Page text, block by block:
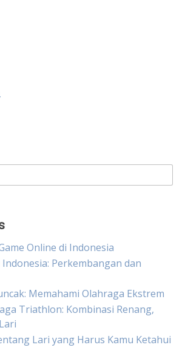
Online di Indonesia
Perkembangan dan
Memahami Olahraga Ekstrem
Triathlon: Kombinasi Renang,
Lari yang Harus Kamu Ketahui